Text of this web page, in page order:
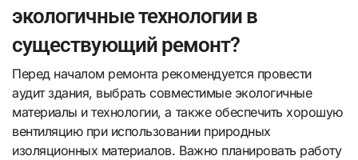
экологичные технологии в
существующий ремонт?
Перед началом ремонта рекомендуется провести
аудит здания, выбрать совместимые экологичные
материалы и технологии, а также обеспечить хорошую
вентиляцию при использовании природных
изоляционных материалов. Важно планировать работу